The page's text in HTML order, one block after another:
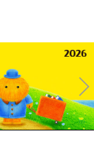
Ne
xt